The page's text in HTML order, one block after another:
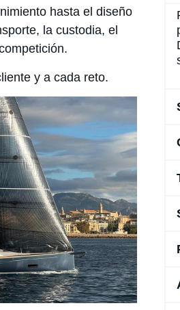
hasta el diseño
la custodia, el
y a cada reto.